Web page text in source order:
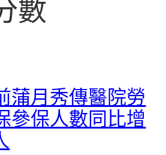
數
蒲月秀傳醫院勞
參保人數同比增